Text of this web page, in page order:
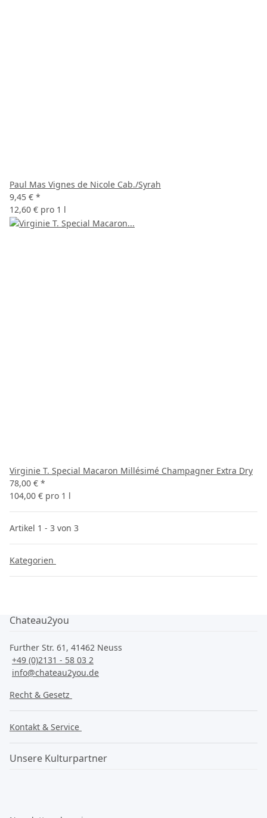
Paul Mas Vignes de Nicole Cab./Syrah
9,45 € *
12,60 € pro 1 l
Virginie T. Special Macaron Millésimé Champagner Extra Dry
78,00 € *
104,00 € pro 1 l
Artikel 1 - 3 von 3
Kategorien
Chateau2you
Further Str. 61, 41462 Neuss
+49 (0)2131 - 58 03 2
info@chateau2you.de
Recht & Gesetz
Kontakt & Service
Unsere Kulturpartner